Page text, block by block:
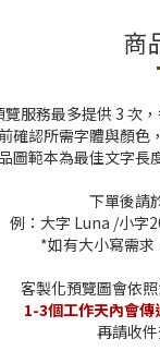
商
服務最多提供 3 次
確認所需字體與顏色
圖範本為最佳文字長
下單後請
例：大字 Luna /小字
*如有大小寫需
客製化預覽圖會依
1-3個工作天內會傳
再請收